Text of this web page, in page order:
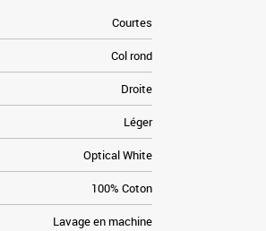
Courtes
Col rond
Droite
Léger
Optical White
100% Coton
Lavage en machine